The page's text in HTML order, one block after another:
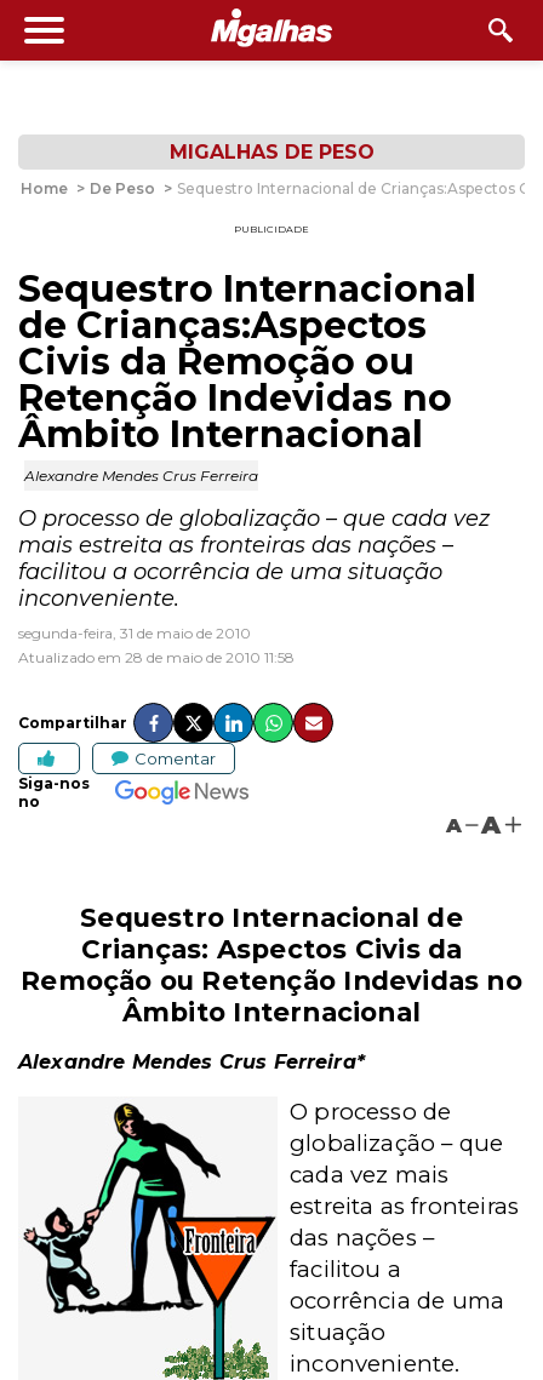
MIGALHAS DE PESO
Home > De Peso > Sequestro Internacional de Crianças:Aspectos
PUBLICIDADE
Sequestro Internacional
de Crianças:Aspectos
Civis da Remoção ou
Retenção Indevidas no
Âmbito Internacional
Alexandre Mendes Crus Ferreira
O processo de globalização – que cada vez
mais estreita as fronteiras das nações –
facilitou a ocorrência de uma situação
inconveniente.
segunda-feira, 31 de maio de 2010
Atualizado em 28 de maio de 2010 11:58
Compartilhar
Comentar
Siga-nos
no
A A
Sequestro Internacional de
Crianças: Aspectos Civis da
Remoção ou Retenção Indevidas no
Âmbito Internacional
Alexandre Mendes Crus Ferreira*
O processo de
globalização – que
cada vez mais
estreita as fronteiras
das nações –
facilitou a
ocorrência de uma
situação
inconveniente.